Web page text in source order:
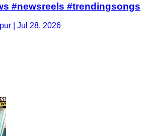
#newsreels #trendingsongs
| Jul 28, 2026